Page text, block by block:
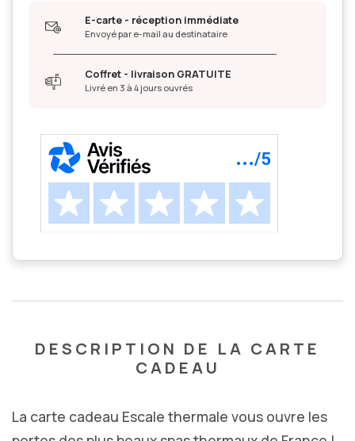
E-carte - réception immédiate
Envoyé par e-mail au destinataire
Coffret - livraison GRATUITE
Livré en 3 à 4 jours ouvrés
DESCRIPTION DE LA CARTE
CADEAU
La carte cadeau Escale thermale vous ouvre les